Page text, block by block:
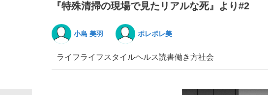
the Style
『特殊清掃の現場で見たリアルな死』より#2
小島 美羽 ポレポレ美
ライフライフスタイルヘルス読書働き方社会